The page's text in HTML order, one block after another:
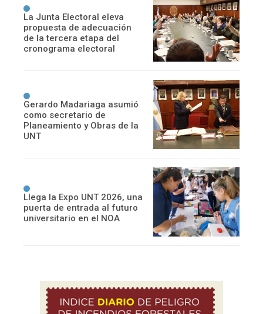
La Junta Electoral eleva
propuesta de adecuación
de la tercera etapa del
cronograma electoral
Gerardo Madariaga asumió
como secretario de
Planeamiento y Obras de la
UNT
Llega la Expo UNT 2026, una
puerta de entrada al futuro
universitario en el NOA